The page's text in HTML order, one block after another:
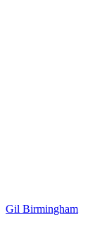
Gil Birmingham